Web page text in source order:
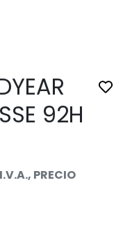
92H
PRECIO